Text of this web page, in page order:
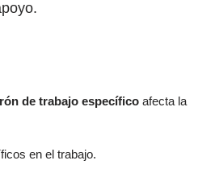
de trabajo específico afecta la
en el trabajo.